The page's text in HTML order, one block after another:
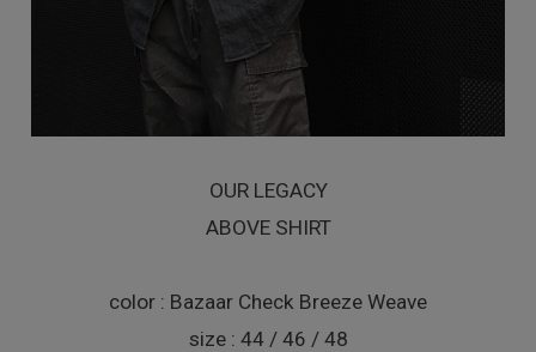
OUR LEGACY
ABOVE SHIRT
color : Bazaar Check Breeze Weave
size : 44 / 46 / 48